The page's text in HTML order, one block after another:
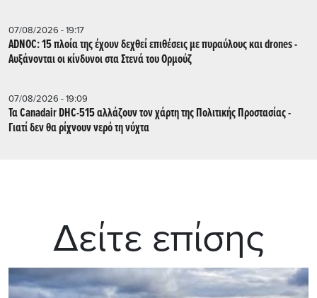
07/08/2026 - 19:17
ADNOC: 15 πλοία της έχουν δεχθεί επιθέσεις με πυραύλους και drones -
Aυξάνονται οι κίνδυνοι στα Στενά του Ορμούζ
07/08/2026 - 19:09
Τα Canadair DHC-515 αλλάζουν τον χάρτη της Πολιτικής Προστασίας -
Γιατί δεν θα ρίχνουν νερό τη νύχτα
Δείτε επίσης